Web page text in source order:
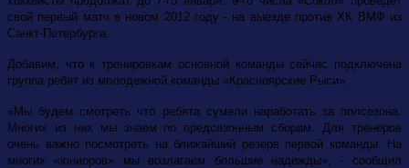
свой первый матч в новом 2012 году - на выезде против ХК ВМФ из
Санкт-Петербурга.
Добавим, что к тренировкам основной команды сейчас подключена
группа ребят из молодежной команды «Красноярские Рыси».
«Мы будем смотреть что ребята сумели наработать за полсезона.
Многих из них мы знаем по предсезонным сборам. Для тренеров
очень важно посмотреть на ближайший резерв первой команды. На
многих «юниоров» мы возлагаем большие надежды», - сообщил